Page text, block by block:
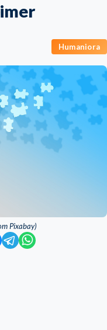
Humaniora
Pixabay)